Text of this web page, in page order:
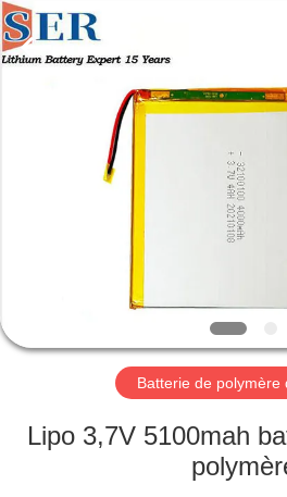
MAISON
PRODUITS
DE
NOUS
VISITE
Guangzhou
Serui
Battery
Technology
Co,.Ltd.
Batterie de polymère
Lipo 3,7V 5100mah